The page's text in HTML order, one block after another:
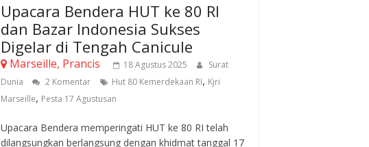
Upacara Bendera HUT ke 80 RI
dan Bazar Indonesia Sukses
Digelar di Tengah Canicule
Marseille, Prancis 18 Agustus 2025
Surat
Dunia
2 Komentar Hut 80 Kemerdekaan RI, Kjri
Marseille, Pesta 17 Agustusan
Upacara Bendera memperingati HUT ke 80 RI telah
dilangsungkan berlangsung dengan khidmat tanggal 17